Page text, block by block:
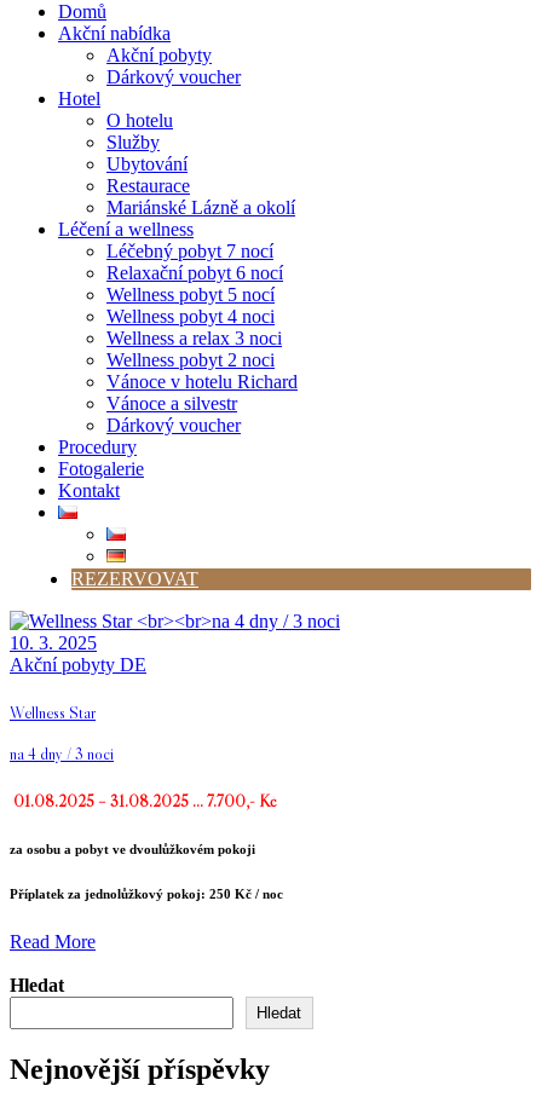
Domů
Akční nabídka
Akční pobyty
Dárkový voucher
Hotel
O hotelu
Služby
Ubytování
Restaurace
Mariánské Lázně a okolí
Léčení a wellness
Léčebný pobyt 7 nocí
Relaxační pobyt 6 nocí
Wellness pobyt 5 nocí
Wellness pobyt 4 noci
Wellness a relax 3 noci
Wellness pobyt 2 noci
Vánoce v hotelu Richard
Vánoce a silvestr
Dárkový voucher
Procedury
Fotogalerie
Kontakt
REZERVOVAT
10. 3. 2025
Akční pobyty DE
Wellness Star
na 4 dny / 3 noci
01.08.2025 – 31.08.2025 … 7.700,- Kč
za osobu a pobyt ve dvoulůžkovém pokoji
Příplatek za jednolůžkový pokoj: 250 Kč / noc
Read More
Hledat
Hledat
Nejnovější příspěvky